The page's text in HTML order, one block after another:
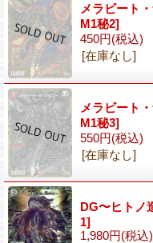
メラビート
M1秘2]
450円(税込)
[在庫なし]
メラビート
M1秘3]
550円(税込)
[在庫なし]
DG〜ヒトノ
1]
1,980円(税込)